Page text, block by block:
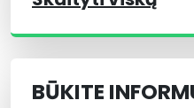
BŪKITE